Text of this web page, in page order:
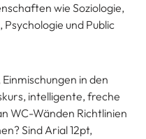
wie Soziologie,
und Public
in den
intelligente, freche
WC-Wänden Richtlinien
Sind Arial 12pt,